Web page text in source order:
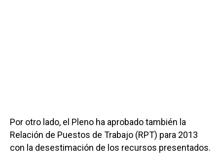
Por otro lado, el Pleno ha aprobado también la
Relación de Puestos de Trabajo (RPT) para 2013
con la desestimación de los recursos presentados.